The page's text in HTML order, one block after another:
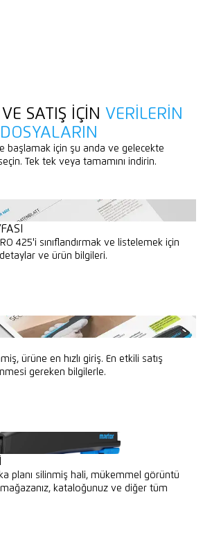
SATIŞ IÇIN VERILERIN
DOSYALARIN
başlamak için şu anda ve gelecekte
Tek tek veya tamamını indirin.
425'i sınıflandırmak ve listelemek için
ve ürün bilgileri.
ürüne en hızlı giriş. En etkili satış
gereken bilgilerle.
planı silinmiş hali, mükemmel görüntü
kataloğunuz ve diğer tüm